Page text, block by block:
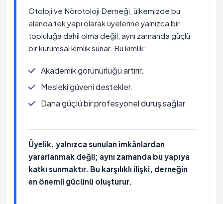
Otoloji ve Nörotoloji Derneği, ülkemizde bu
alanda tek yapı olarak üyelerine yalnızca bir
topluluğa dahil olma değil, aynı zamanda güçlü
bir kurumsal kimlik sunar. Bu kimlik:
Akademik görünürlüğü artırır.
Mesleki güveni destekler.
Daha güçlü bir profesyonel duruş sağlar.
Üyelik, yalnızca sunulan imkânlardan
yararlanmak değil; aynı zamanda bu yapıya
katkı sunmaktır. Bu karşılıklı ilişki, derneğin
en önemli gücünü oluşturur.